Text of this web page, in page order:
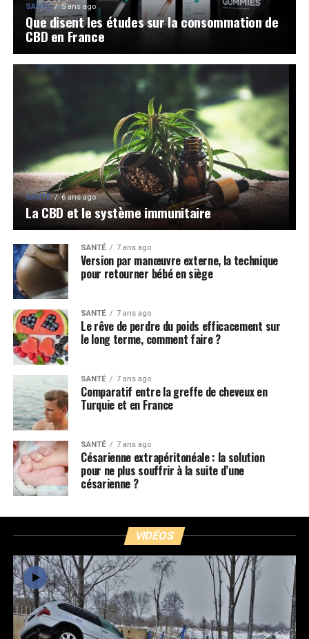
SANTÉ 5 ans ago
Que disent les études sur la consommation de
CBD en France
SANTÉ 6 ans ago
La CBD et le système immunitaire
SANTÉ 7 ans ago
Version par manœuvre externe, la technique
pour retourner bébé en siège
SANTÉ 7 ans ago
Le rêve de perdre du poids efficacement sur
le long terme, comment faire ?
SANTÉ 7 ans ago
Comparatif entre la greffe de cheveux en
Turquie et en France
SANTÉ 7 ans ago
Césarienne extrapéritonéale : la solution
pour ne plus souffrir à la suite d’une
césarienne ?
VIDÉOS